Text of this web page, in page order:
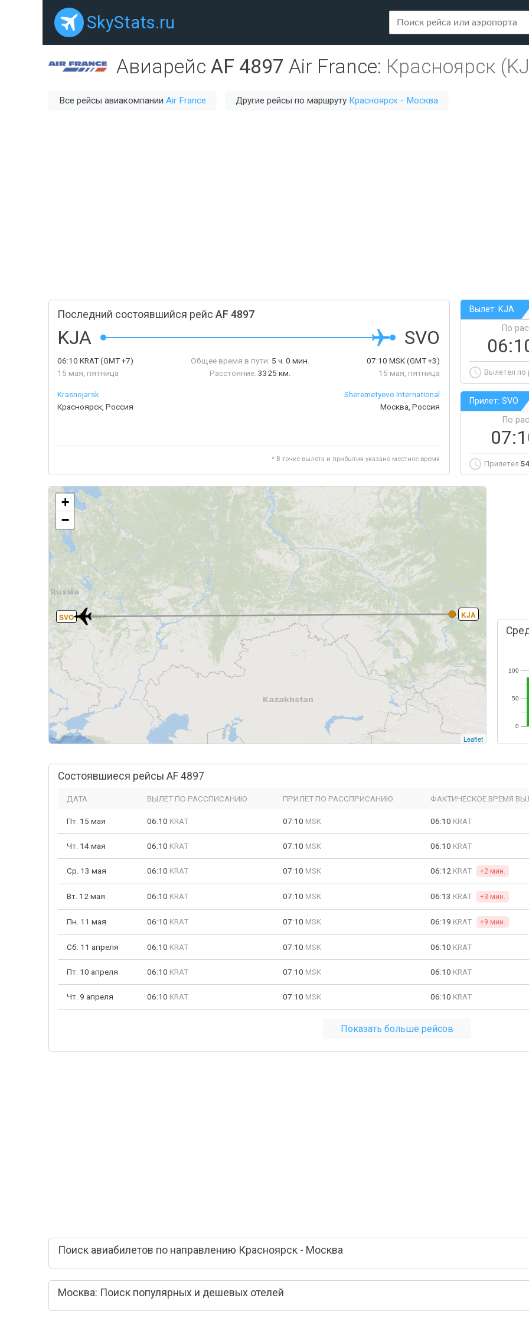
SkyStats.ru
Авиарейс AF 4897 Air France: Красноярск
Все рейсы авиакомпании Air France Другие рейсы по маршруту Красноярск - Москва
Последний состоявшийся рейс AF 4897
KJA SVO
06:10 KRAT(GMT +7)
15 мая, пятница
Общее время в пути: 5 ч. 0 мин.
Расстояние: 3325 км.
07:10MSK(GMT +3)
15 мая, пятница
Krasnojarsk
Красноярск, Россия
Sheremetyevo International
Москва, Россия
* В точке вылета и прибытия указано местное время
Вылет: KJA
По
Вылетел по
Прилет: SVO
По
Прилетел
KJA
SVO
+
−
Leaflet
0
50
100
Состоявшиеся рейсы AF 4897
ДАТА ВЫЛЕТ ПО РАССПИСАНИЮ ПРИЛЕТ ПО РАССПРИСАНИЮ ФАКТИЧЕСКОЕ ВРЕМЯ
Пт. 15 мая 06:10 KRAT 07:10 MSK 06:10 KRAT
Чт. 14 мая 06:10 KRAT 07:10 MSK 06:10 KRAT
Ср. 13 мая 06:10 KRAT 07:10 MSK 06:12 KRAT +2 мин.
Вт. 12 мая 06:10 KRAT 07:10 MSK 06:13 KRAT +3 мин.
Пн. 11 мая 06:10 KRAT 07:10 MSK 06:19 KRAT +9 мин.
Сб. 11 апреля 06:10 KRAT 07:10 MSK 06:10 KRAT
Пт. 10 апреля 06:10 KRAT 07:10 MSK 06:10 KRAT
Чт. 9 апреля 06:10 KRAT 07:10 MSK 06:10 KRAT
Показать больше рейсов
Поиск авиабилетов по направлению Красноярск - Москва
Москва: Поиск популярных и дешевых отелей